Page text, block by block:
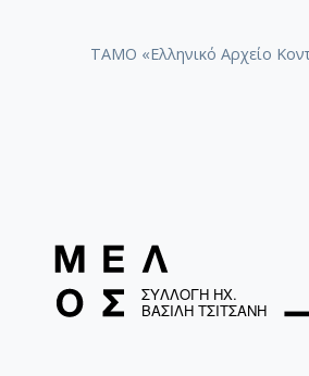
ΤΑΜΟ «Ελληνικό Αρχείο